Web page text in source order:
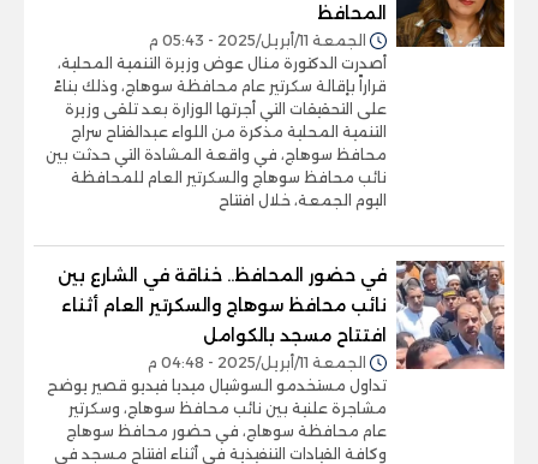
المحافظ
الجمعة 11/أبريل/2025 - 05:43 م
أصدرت الدكتورة منال عوض وزيرة التنمية المحلية،
قراراً بإقالة سكرتير عام محافظة سوهاج، وذلك بناءً
على التحقيقات التي أجرتها الوزارة بعد تلقى وزيرة
التنمية المحلية مذكرة من اللواء عبدالفتاح سراج
محافظ سوهاج، في واقعة المشادة التي حدثت بين
نائب محافظ سوهاج والسكرتير العام للمحافظة
اليوم الجمعة، خلال افتتاح
في حضور المحافظ.. خناقة في الشارع بين
نائب محافظ سوهاج والسكرتير العام أثناء
افتتاح مسجد بالكوامل
الجمعة 11/أبريل/2025 - 04:48 م
تداول مستخدمو السوشيال ميديا فيديو قصير يوضح
مشاجرة علنية بين نائب محافظ سوهاج، وسكرتير
عام محافظة سوهاج، في حضور محافظ سوهاج
وكافة القيادات التنفيذية في أثناء افتتاح مسجد في